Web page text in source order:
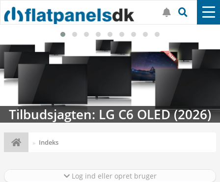
Tilbudsjagten: LG C6 OLED (2026)
Indeks
Log ind eller opret bruger